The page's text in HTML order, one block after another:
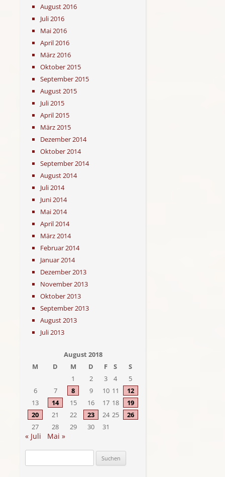
August 2016
Juli 2016
Mai 2016
April 2016
März 2016
Oktober 2015
September 2015
August 2015
Juli 2015
April 2015
März 2015
Dezember 2014
Oktober 2014
September 2014
August 2014
Juli 2014
Juni 2014
Mai 2014
April 2014
März 2014
Februar 2014
Januar 2014
Dezember 2013
November 2013
Oktober 2013
September 2013
August 2013
Juli 2013
August 2018
M
D M D F S
S
1
2 3 4
5
6
7 8 9 10 11
12
13
14 15 16 17 18
19
20
21 22 23 24 25
26
27
28 29 30 31
« Juli Mai »
nach: